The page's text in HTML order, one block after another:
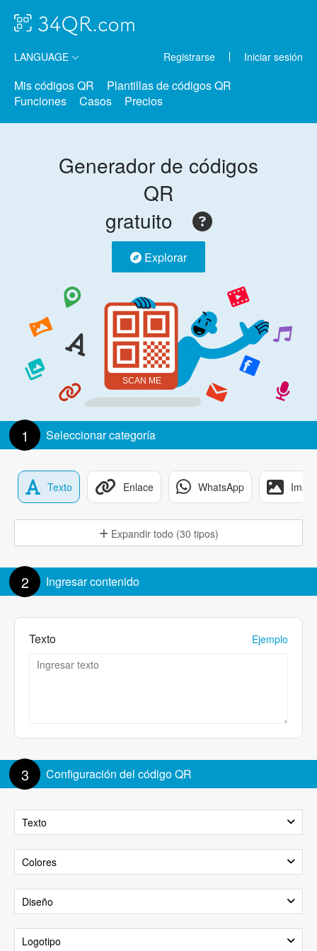
LANGUAGE Registrarse Iniciar sesión
Mis códigos QR
Plantillas de códigos QR
Funciones
Casos Precios
Generador de códigos
QR
gratuito
Explorar
1 Seleccionar categoría
Texto Enlace WhatsApp
Expandir todo (30 tipos)
2 Ingresar contenido
Texto Ejemplo
3 Configuración del código QR
Texto
Mostrar texto
Tamaño del texto:100%
Colores
Diseño
Logotipo